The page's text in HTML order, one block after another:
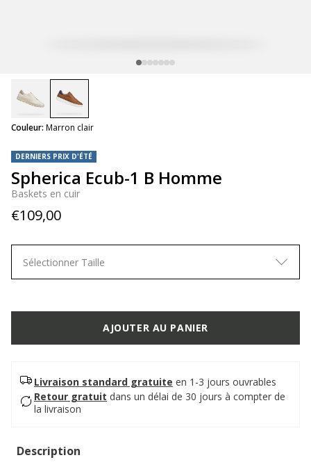
DERNIERS PRIX D'ÉTÉ
Spherica Ecub-1 B Homme
Baskets en cuir
€109,00
Couleur: Marron clair
selected
Sélectionner Taille
AJOUTER AU PANIER
Livraison standard gratuite en 1-3 jours ouvrables
Retour gratuit dans un délai de 30 jours à compter de
la livraison
Description